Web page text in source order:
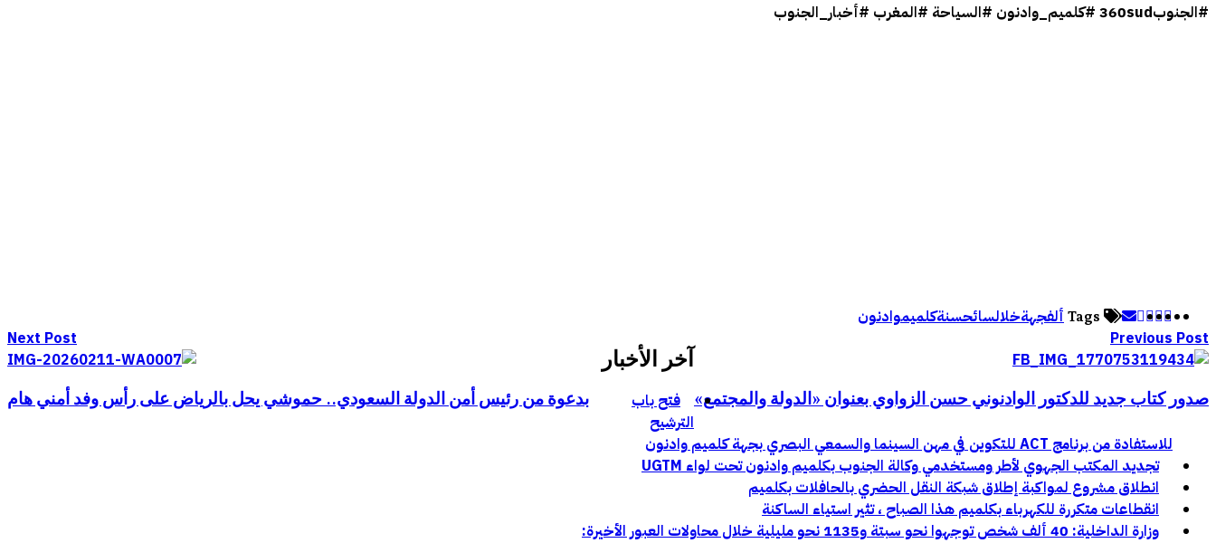
#الجنوب360sud #كلميم_وادنون #السياحة #المغرب #أخبار_الجنوب
Tags ألفجهةخلالسائحسنةكلميموادنون
Previous Post
صدور كتاب جديد للدكتور الوادنوني حسن الزواوي بعنوان «الدولة والمجتمع»
Next Post
بدعوة من رئيس أمن الدولة السعودي.. حموشي يحل بالرياض على رأس وفد أمني هام
آخر الأخبار
فتح باب
الترشيح
للاستفادة من برنامج ACT للتكوين في مهن السينما والسمعي البصري بجهة كلميم وادنون
تجديد المكتب الجهوي لأطر ومستخدمي وكالة الجنوب بكلميم وادنون تحت لواء UGTM
انطلاق مشروع لمواكبة إطلاق شبكة النقل الحضري بالحافلات بكلميم
انقطاعات متكررة للكهرباء بكلميم هذا الصباح ، تثير استياء الساكنة
وزارة الداخلية: 40 ألف شخص توجهوا نحو سبتة و1135 نحو مليلية خلال محاولات العبور الأخيرة: